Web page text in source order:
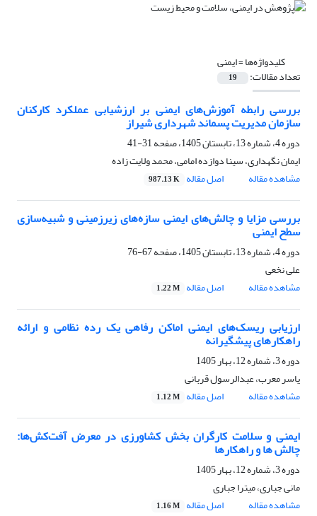
کلیدواژه‌ها =ایمنی
تعداد مقالات: 19
بررسی رابطه آموزش‌های ایمنی بر ارزشیابی عملکرد کارکنان
سازمان مدیریت پسماند شهرداری شیراز
دوره 4، شماره 13، تابستان 1405، صفحه
31-41
ایمان نگهداری، سینا دوازده امامی، محمد ولایت زاده
مشاهده مقاله
اصل مقاله 987.13 K
بررسی مزایا و چالش‌­های ایمنی سازه‌های زیرزمینی و شبیه‌سازی
سطح ایمنی
دوره 4، شماره 13، تابستان 1405، صفحه
67-76
علی نخعی
مشاهده مقاله
اصل مقاله 1.22 M
ارزیابی ریسک‌های ایمنی اماکن رفاهی یک رده نظامی و ارائه
راهکارهای پیشگیرانه
دوره 3، شماره 12، بهار 1405
یاسر معرب، عبدالرسول قربانی
مشاهده مقاله
اصل مقاله 1.12 M
ایمنی و سلامت کارگران بخش کشاورزی در معرض آفت‌کش‌ها:
چالش ها و راهکارها
دوره 3، شماره 12، بهار 1405
مانی جباری، میترا جباری
مشاهده مقاله
اصل مقاله 1.16 M